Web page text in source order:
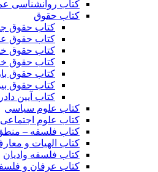
کتاب روانشناسی
کتاب حقوق
کتاب حقوق
کتاب حقوق
کتاب حقوق
کتاب حقوق
کتاب حقوق
کتاب حقوق
کتاب آیین
کتاب علوم سیاسی
کتاب علوم اجتماعی
کتاب فلسفه –
کتاب الهیات و
کتاب فلسفه وادیان
کتاب عرفان و